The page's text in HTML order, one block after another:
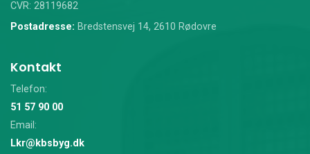
CVR: 28119682
Postadresse: Bredstensvej 14, 2610 Rødovre
Kontakt
Telefon:
51 57 90 00
Email:
Lkr@kbsbyg.dk